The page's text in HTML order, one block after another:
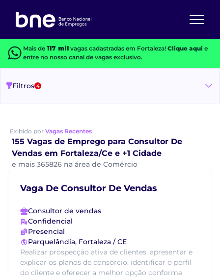
Mais de 117 milvagas cadastradas em Fortaleza! Clique aquie
entre no nosso canal de vagas exclusivo.
Filtros 4
Exibido por Vagas Recentes
155 Vagas de Emprego para Consultor De
Vendas em Fortaleza/Ce e +1 Cidade
e mais 365826 na área de Comércio
Vaga De Consultor De Vendas
Consultor de vendas
Confidencial
Presencial
Parquelândia, Fortaleza / CE
Realizar prospecção ativa de clientes, apresentar e
explicar os planos de consórcio, identificar o perfil
do cliente e oferecer a melhor opção conforme